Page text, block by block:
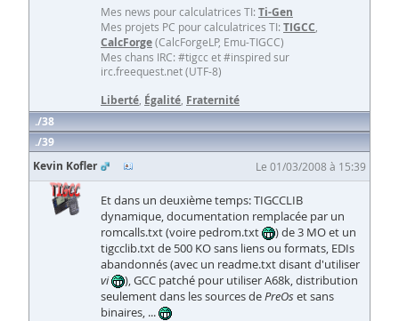
Mes news pour calculatrices TI: Ti-Gen
Mes projets PC pour calculatrices TI: TIGCC
CalcForge(CalcForgeLP, Emu-TIGCC)
Mes chans IRC: #tigcc et #inspired sur
irc.freequest.net (UTF-8)
Liberté Égalité Fraternité
38
39
Kevin Kofler
Le 01/03/2008 à 15:39
Et dans un deuxième temps: TIGCCLIB
dynamique, documentation remplacée par un
romcalls.txt (voire pedrom.txt
) de 3 MO et un
tigcclib.txt de 500 KO sans liens ou formats, EDIs
abandonnés (avec un readme.txt disant d'utiliser
vi
), GCC patché pour utiliser A68k, distribution
seulement dans les sources dePreOset sans
binaires, ...